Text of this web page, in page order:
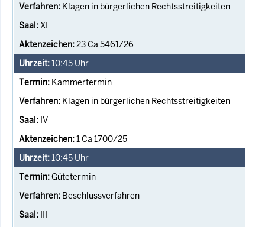
Klagen in bürgerlichen Rechtsstreitigkeiten
XI
23 Ca 5461/26
10:45 Uhr
Kammertermin
Klagen in bürgerlichen Rechtsstreitigkeiten
IV
1 Ca 1700/25
10:45 Uhr
Gütetermin
Beschlussverfahren
III